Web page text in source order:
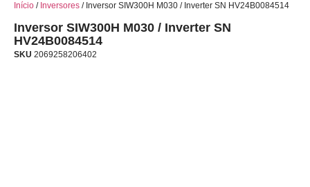
SKU 2069258206402
Inversor SIW300H M030 / Inverter SN
HV24B0084514
Início / Inversores / Inversor SIW300H M030 / Inverter SN HV24B0084514